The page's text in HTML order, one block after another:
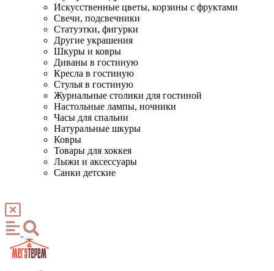
Искусственные цветы, корзины с фруктами
Свечи, подсвечники
Статуэтки, фигурки
Другие украшения
Шкуры и ковры
Диваны в гостиную
Кресла в гостиную
Стулья в гостиную
Журнальные столики для гостиной
Настольные лампы, ночники
Часы для спальни
Натуральные шкуры
Ковры
Товары для хоккея
Лыжи и аксессуары
Санки детские